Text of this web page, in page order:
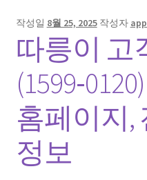
작성일 8월 25, 2025 작성자
따릉이 고
홈페이지,
정보